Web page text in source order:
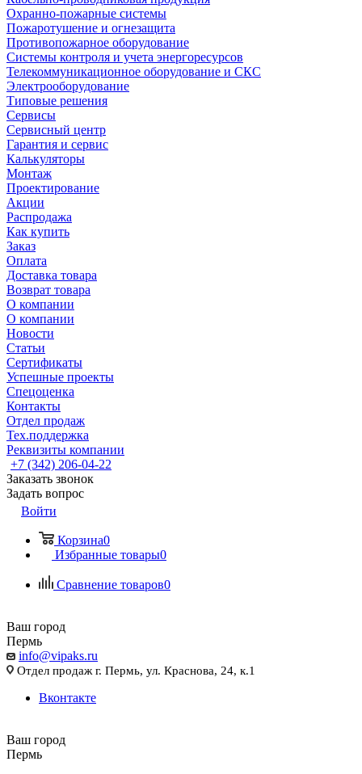
Охранно-пожарные системы
Пожаротушение и огнезащита
Противопожарное оборудование
Системы контроля и учета энергоресурсов
Телекоммуникационное оборудование и СКС
Электрооборудование
Типовые решения
Сервисы
Сервисный центр
Гарантия и сервис
Калькуляторы
Монтаж
Проектирование
Акции
Распродажа
Как купить
Заказ
Оплата
Доставка товара
Возврат товара
О компании
О компании
Новости
Статьи
Сертификаты
Успешные проекты
Спецоценка
Контакты
Отдел продаж
Тех.поддержка
Реквизиты компании
+7 (342) 206-04-22
Заказать звонок
Задать вопрос
Войти
Корзина0
Избранные товары0
Сравнение товаров0
Ваш город
Пермь
info@vipaks.ru
Отдел продаж г. Пермь, ул. Краснова, 24, к.1
Вконтакте
Ваш город
Пермь